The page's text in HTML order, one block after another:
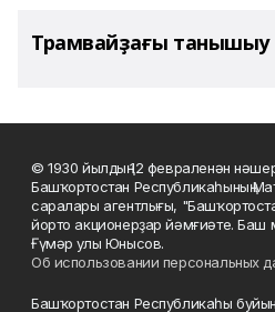
Трамвайҙағы танышыу
© 1930 йылдың 12 февраленән
Башҡортостан Республикаһының
саралары агентлығы,
йорто акционерҙар йәмғиәте.
Ғүмәр улы Юнысов.
Об использовании персональных
Башҡортостан Республикаһы